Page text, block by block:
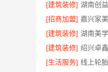
[建筑装修] 湖南创
[招商加盟]
[建筑装修] 湖南美
[建筑装修]
[生活服务]